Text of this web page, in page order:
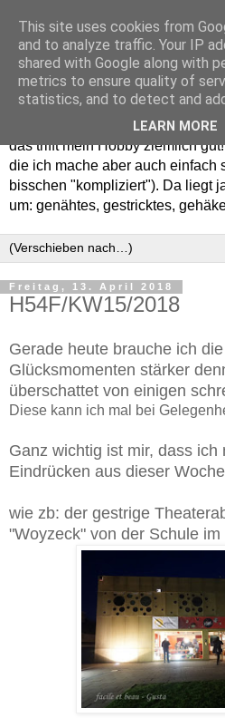
Willkommen in meinem
das trifft mein Hobby ziemlich
die ich mache aber auch einfach
bisschen "kompliziert"). Da liegt
um: genähtes, gestricktes,
Freitag, 13. April 2018
H54F/KW15/2018
Gerade heute brauche ich
Glücksmomenten stärker
überschattet von einigen
Diese kann ich mal bei
Ganz wichtig ist mir, dass ich
Eindrücken aus dieser
wie zb: der gestrige
"Woyzeck" von der Schule
This site uses cookies from
and to analyze traffic. Your IP
shared with Google along with
metrics to ensure quality of
statistics, and to detect and
LEARN MORE